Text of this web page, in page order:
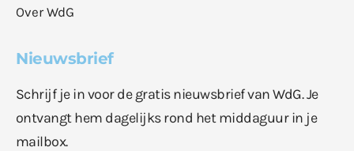
Over WdG
Nieuwsbrief
Schrijf je in voor de gratis nieuwsbrief van WdG. Je
ontvangt hem dagelijks rond het middaguur in je
mailbox.